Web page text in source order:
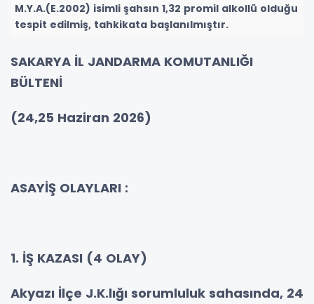
M.Y.A.(E.2002) isimli şahsın 1,32 promil alkollü olduğu
tespit edilmiş, tahkikata başlanılmıştır.
SAKARYA İL JANDARMA KOMUTANLIĞI
BÜLTENİ
(24,25 Haziran 2026)
ASAYİŞ OLAYLARI :
1. İŞ KAZASI (4 OLAY)
Akyazı İlçe J.K.lığı sorumluluk sahasında, 24